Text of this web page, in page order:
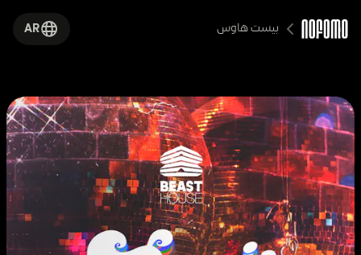
بيست هاوس AR